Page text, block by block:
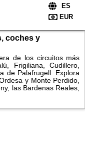
coches y
de los circuitos más
Frigiliana, Cudillero,
de Palafrugell. Explora
y Monte Perdido,
las Bardenas Reales,